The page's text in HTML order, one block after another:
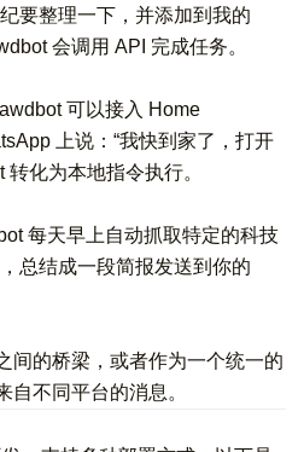
要整理一下，并添加到我的
会调用 API 完成任务。
可以接入 Home
上说：“我快到家了，打开
化为本地指令执行。
每天早上自动抓取特定的科技
总结成一段简报发送到你的
间的桥梁，或者作为一个统一的
自不同平台的消息。